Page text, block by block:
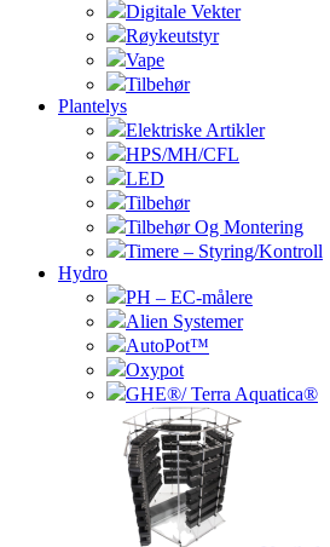
Digitale Vekter
Røykeutstyr
Vape
Tilbehør
Plantelys
Elektriske Artikler
HPS/MH/CFL
LED
Tilbehør
Tilbehør Og Montering
Timere – Styring/Kontroll
Hydro
PH – EC-målere
Alien Systemer
AutoPot™
Oxypot
GHE®/ Terra Aquatica®